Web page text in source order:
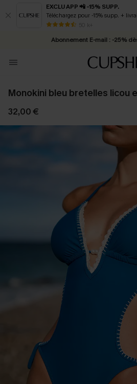
EXCLU APP 📲 -15% SUPP.
Téléchargez pour -15% supp. +
50 k+
* Livraison éclair 2-3 jours
Abonnement E-mail : -25%
Monokini bleu bretelles licou
32,00 €